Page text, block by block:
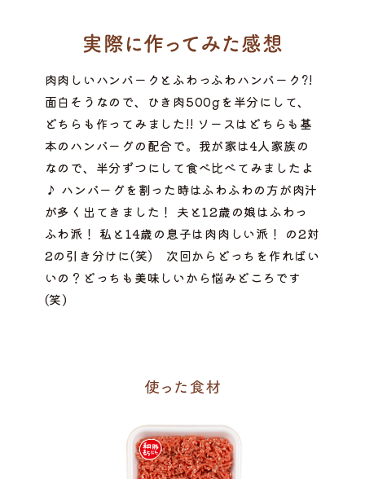
肉肉しいハンバークとふわっふわハンバーク?!
面白そうなので、ひき肉500gを半分にして、
どちらも作ってみました!! ソースはどちらも基
本のハンバーグの配合で。我が家は4人家族の
なので、半分ずつにして食べ比べてみましたよ
♪ ハンバーグを割った時はふわふわの方が肉汁
が多く出てきました！ 夫と12歳の娘はふわっ
ふわ派！ 私と14歳の息子は肉肉しい派！ の2対
2の引き分けに(笑) 次回からどっちを作ればい
いの？どっちも美味しいから悩みどころです
(笑)